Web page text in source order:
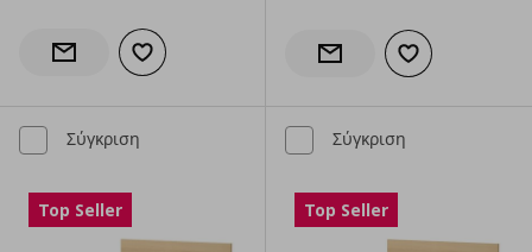
Ενημέρωση διαθεσιμότητας
Προσθήκη στα αγαπημέναΕνημέρωση διαθεσιμότητας
Προσθήκη στα
Σύγκριση
Top Seller
Σύγκριση
Top Seller